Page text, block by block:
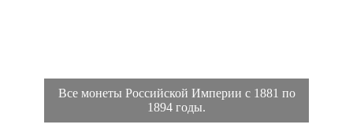
Все монеты Российской Империи с 1881 по
1894 годы.